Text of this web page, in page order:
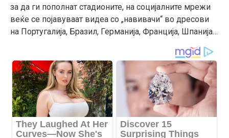
за да ги пополнат стадионите, на социјалните мрежи
веќе се појавуваат видеа со „навивачи“ во дресови
на Португалија, Бразил, Германија, Франција, Шпанија…